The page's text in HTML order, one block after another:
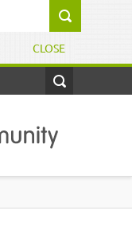
CLOSE